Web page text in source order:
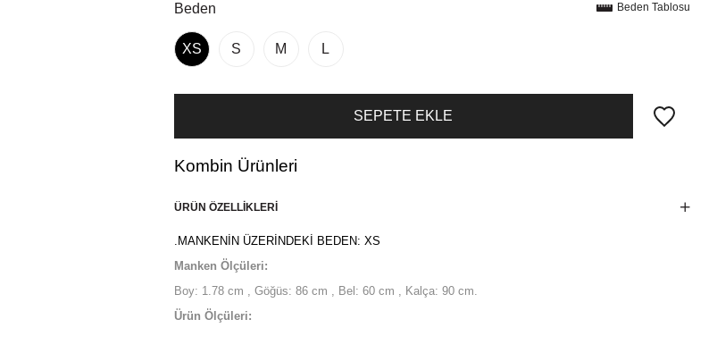
Beden
XS S M L
Beden Tablosu
ÜRÜN ÖZELLIKLERI
.MANKENİN ÜZERİNDEKİ BEDEN: XS
Manken Ölçüleri:
Boy: 1.78 cm , Göğüs: 86 cm , Bel: 60 cm , Kalça: 90 cm.
Ürün Ölçüleri:
Kombin Ürünleri